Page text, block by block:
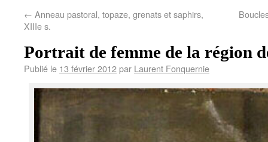
← Anneau pastoral, topaze, grenats et saphirs,
XIIIe s.
Portrait de femme de la région
Publié le 13 février 2012par Laurent Fonquernie